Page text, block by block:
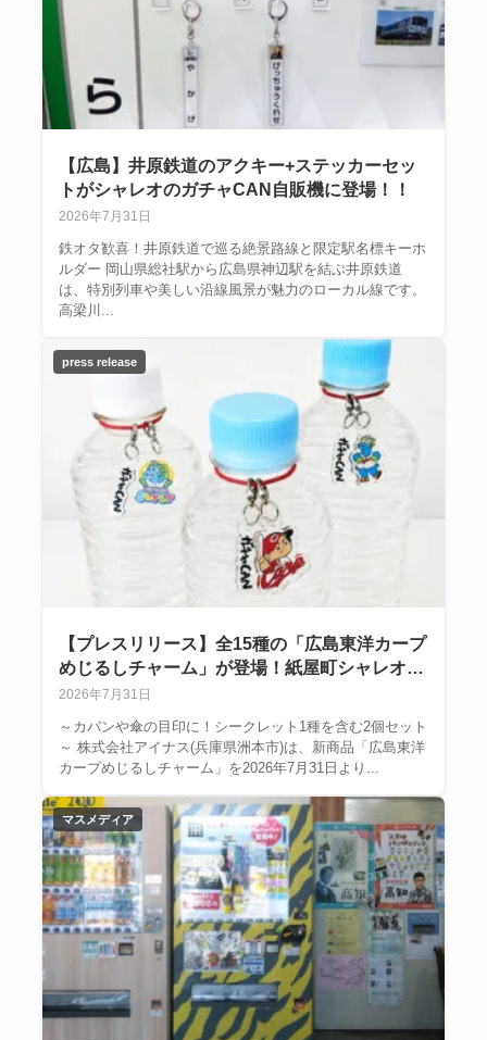
【広島】井原鉄道のアクキー+ステッカーセッ
トがシャレオのガチャCAN自販機に登場！！
2026年7月31日
鉄オタ歓喜！井原鉄道で巡る絶景路線と限定駅名標キーホ
ルダー 岡山県総社駅から広島県神辺駅を結ぶ井原鉄道
は、特別列車や美しい沿線風景が魅力のローカル線です。
高梁川...
press release
【プレスリリース】全15種の「広島東洋カープ
めじるしチャーム」が登場！紙屋町シャレオ限
定で7月31日より販売を開始
2026年7月31日
～カバンや傘の目印に！シークレット1種を含む2個セット
～ 株式会社アイナス(兵庫県洲本市)は、新商品「広島東洋
カープめじるしチャーム」を2026年7月31日より...
マスメディア